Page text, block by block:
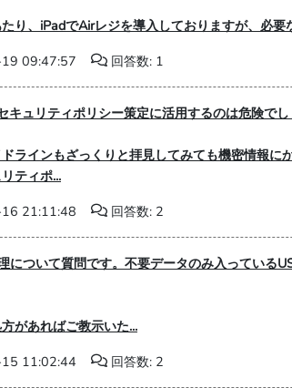
り、iPadでAirレジを導入しておりますが、必
09:47:57
回答数: 1
キュリティポリシー策定に活用するのは危険でし
ラインもざっくりと拝見してみても機密情報に
ティポ...
21:11:48
回答数: 2
について質問です。不要データのみ入っている
があればご教示いた...
11:02:44
回答数: 2